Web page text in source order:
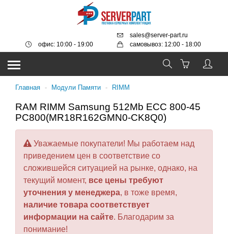
sales@server-part.ru
самовывоз: 12:00 - 18:00
офис: 10:00 - 19:00
Главная - Модули Памяти - RIMM
RAM RIMM Samsung 512Mb ECC 800-45
PC800(MR18R162GMN0-CK8Q0)
Уважаемые покупатели! Мы работаем над
приведением цен в соответствие со
сложившейся ситуацией на рынке, однако, на
текущий момент, все цены требуют
уточнения у менеджера, в тоже время,
наличие товара соответствует
информации на сайте. Благодарим за
понимание!